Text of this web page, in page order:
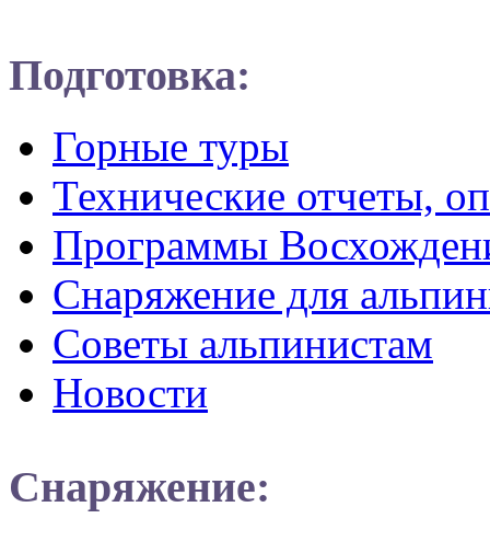
Подготовка:
Горные туры
Технические отчеты,
Программы
Снаряжение для
Советы альпинистам
Новости
Снаряжение: